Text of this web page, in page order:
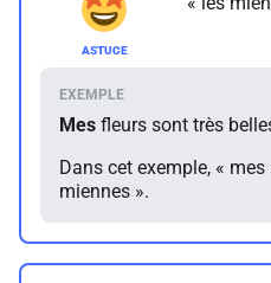
Mes fleurs sont très
Dans cet exemple, «
miennes ».